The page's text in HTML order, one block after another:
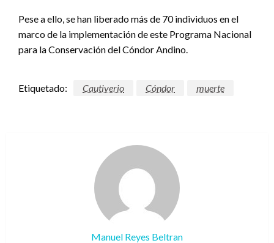
Pese a ello, se han liberado más de 70 individuos en el
marco de la implementación de este Programa Nacional
para la Conservación del Cóndor Andino.
Etiquetado: Cautiverio Cóndor muerte
Manuel Reyes Beltran